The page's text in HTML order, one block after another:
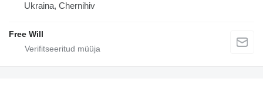
Ukraina, Chernihiv
Free Will